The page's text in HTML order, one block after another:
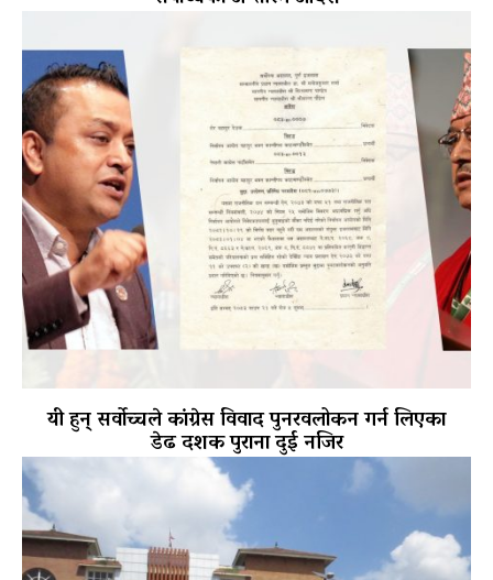
यी हुन् सर्वोच्चले कांग्रेस विवाद पुनरवलोकन गर्न लिएका
डेढ दशक पुराना दुई नजिर